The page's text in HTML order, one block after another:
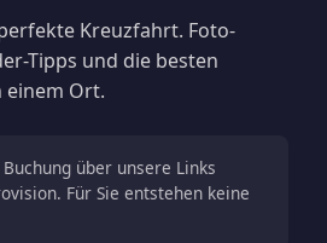
Kreuzfahrt. Foto-
Tipps und die besten
einem Ort.
über unsere Links
Für Sie entstehen keine